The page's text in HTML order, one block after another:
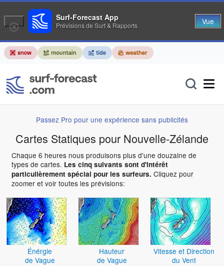
Passez Pro pour une expérience sans publicités
Cartes Statiques pour Nouvelle-Zélande
Chaque 6 heures nous produisons plus d'une douzaine de
types de cartes. Les cinq suivants sont d'intérêt
particulièrement spécial pour les surfeurs. Cliquez pour
zoomer et voir toutes les prévisions:
Énérgie
de Vague
Hauteur
de Vague
Vitesse et Direction
du Vent
Surf-Forecast App
Prévisions de Surf & Rapports Vue